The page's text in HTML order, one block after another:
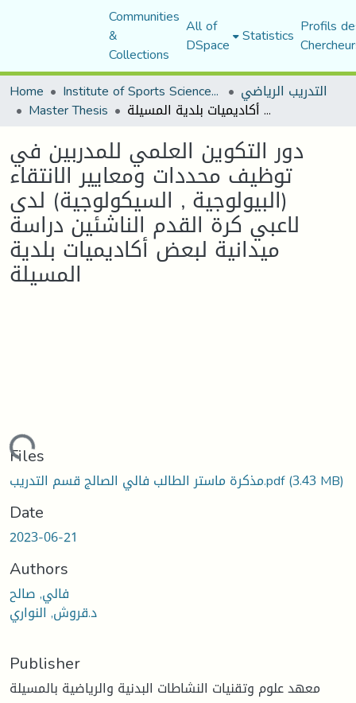
Communities
&
Collections
All of
DSpace Statistics Profils
Home
Institute of Sports Sciences and Techniques التدريب الرياضي
Master Thesis دور التكوين العلمي للمدربين في توظيف محددات ومعايير الانتقاء (البيولوجية , السيكولوجية) لدى لاعبي كرة القدم الناشئين دراسة ميدانية لبعض أكاديميات بلدية المسيلة
دور التكوين العلمي للمدربين في
توظيف محددات ومعايير الانتقاء
(البيولوجية , السيكولوجية) لدى
لاعبي كرة القدم الناشئين دراسة
ميدانية لبعض أكاديميات بلدية
المسيلة
Files
مذكرة ماستر الطالب فالي الصالج قسم التدريب.pdf(3.43 MB)
Date
2023-06-21
Authors
فالي, صالح
د.قروش, النواري
Publisher
معهد علوم وتقنيات النشاطات البدنية والرياضية بالمسيلة